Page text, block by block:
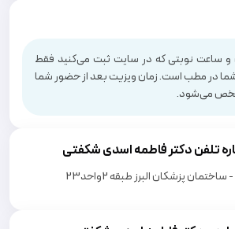
و ساعت نوبتی که در سایت ثبت می‌کنید فقط
در مطب است. زمان ویزیت بعد از حضور شما
می‌شود.
تلفن دکترفاطمه اسدی شکفتی
پزشکان البرز طبقه 2واحد23